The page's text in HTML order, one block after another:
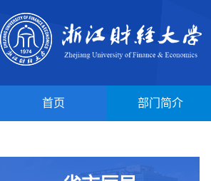
首页 部门简介